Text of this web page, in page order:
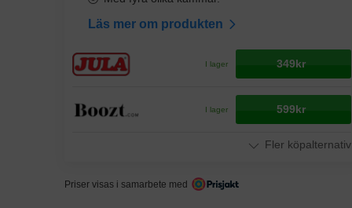
Läs mer om produkten
I lager 349kr
I lager 599kr
Fler köpalternativ
Priser visas i samarbete med